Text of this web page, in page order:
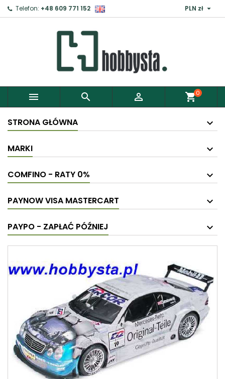
Telefon: +48 609 771 152 PLN zł 
   shopping_cart0
STRONA GŁÓWNA
MARKI
COMFINO - RATY 0%
PAYNOW VISA MASTERCART
PAYPO - ZAPŁAĆ PÓŹNIEJ